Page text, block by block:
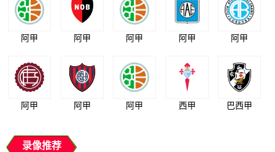
阿甲 阿甲 阿甲 阿甲 阿甲
阿甲 阿甲 阿甲 西甲 巴西甲
录像推荐